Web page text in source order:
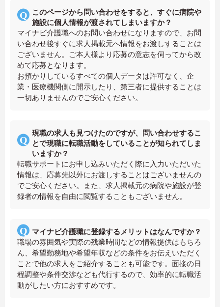
このページから問い合わせをすると、すぐに病院や
施設に個人情報が渡されてしまいますか？
マイナビ介護職へのお問い合わせになりますので、お問
い合わせ後すぐに求人掲載元へ情報をお渡しすることは
ございません。ご本人様より応募の意志を伺ってから改
めて応募となります。
お預かりしているすべての個人データは許可なく、企
業・医療機関側に開示したり、第三者に提供することは
一切ありませんのでご安心ください。
現職の求人も見つけたのですが、問い合わせするこ
とで現職に転職活動をしていることが知られてしま
いますか？
転職サポートにお申し込みいただく際に入力いただいた
情報は、応募先以外にお渡しすることはございませんの
でご安心ください。また、求人掲載元の病院や施設が登
録者の情報を自由に閲覧することもございません。
マイナビ介護職に登録するメリットはなんですか？
職場の雰囲気や実際の残業時間などの情報提供はもちろ
ん、希望勤務地や希望年収などの条件をお伝えいただく
ことで他の求人をご紹介することも可能です。面接の日
程調整や条件交渉なども代行するので、効率的に転職活
動がしたい方におすすめです。